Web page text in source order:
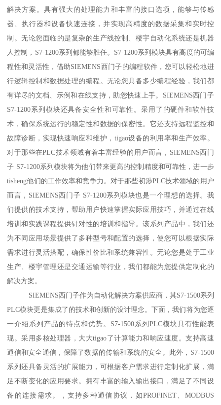
解决方案。具有强大的处理能力和丰富的接口选项，能够与传感
器、执行器和设备快速连接，并实现高精度的数据采集和实时控
制。无论您面临的是复杂的生产线控制、楼宇自动化系统还是机器
人控制，S7-1200系列都能够胜任。S7-1200系列模块具有高度的可编
程性和灵活性，借助SIEMENS西门子的编程软件，您可以轻松地进
行逻辑控制和数据处理的编程。无论您具备多少编程经验，我们都
有详尽的文档、示例和在线支持，助您快速上手。SIEMENS西门子
S7-1200系列模块还具备安全性和可靠性。采用了的硬件和软件技
术，确保系统运行的稳定性和数据的保密性。它还支持远程监控和
故障诊断，实现快速响应和维护，tigao设备的利用率和生产效率。
对于那些在PLC技术领域有着丰富经验的用户而言，SIEMENS西门
子 S7-1200系列模块将为他们带来更高的控制精度和可靠性，进一步
tisheng他们的工作效率和竞争力。对于那些初涉PLC技术领域的用户
而言，SIEMENS西门子 S7-1200系列模块也是一个理想的选择。我
们提供的技术支持，帮助用户快速掌握实际应用技巧，并通过在线
培训和实践课程提供针对性的培训和指导。该系列产品中，我们还
为不同应用场景提供了多种型号和配置的选择，使您可以根据实际
需求进行灵活搭配，确保性价比和系统兼容性。无论您是处于工业
生产、楼宇管理还是交通运输等行业，我们都能为您提供定制化的
解决方案。
SIEMENS西门子作为自动化解决方案供应商，其S7-1500系列
PLC模块更是集成了的技术和创新的设计理念。下面，我们将为您逐
一介绍系列产品的特点和优势。S7-1500系列PLC模块具有性能表
现。采用多核处理器，大大tigao了计算能力和响应速度。支持高速
通信和安全通信，保障了数据的传输和系统的安全。此外，S7-1500
系列还具备灵活的扩展能力，可根据客户需求进行定制化扩展，满
足不断变化的应用要求。拥有丰富的输入输出接口，满足了不同设
备的连接需求。，支持多种通信协议，如PROFINET、MODBUS